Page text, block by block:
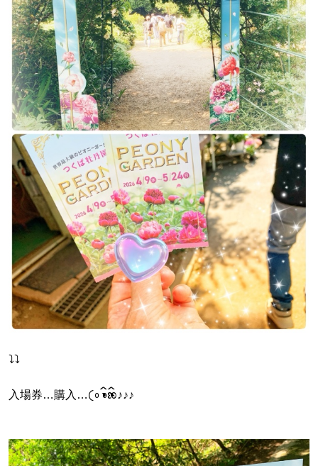
⤵︎⤵︎
入場券…購入…𛰙᭜𖫴𖫰𖫱𖫳𖫲𖫲𖫳𖫴𖫰𖫱꛰ ᭜𖫴𖫰𖫱𖫳𖫲𖫲𖫳𖫴𖫰𖫱꛰ಣ♪♪♪